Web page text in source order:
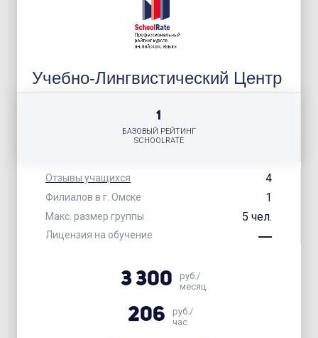
Учебно-Лингвистический Центр
Отзывы учащихся 4
Филиалов в г. Омске 1
Макс. размер группы 5 чел.
Лицензия на обучение
1
БАЗОВЫЙ РЕЙТИНГ
SCHOOLRATE
3 300
руб./
месяц
206
руб./
час